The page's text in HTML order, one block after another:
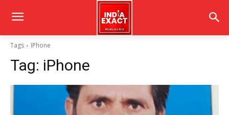
Tags IPhone
Tag: iPhone